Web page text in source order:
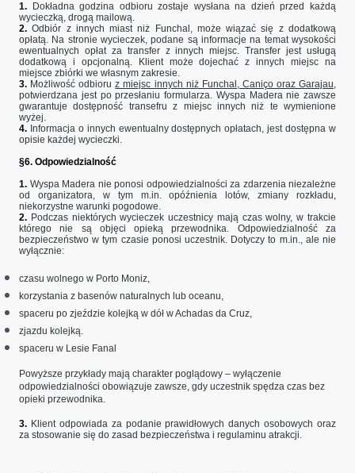
1.
Dokładna godzina odbioru zostaje wysłana na dzień przed każdą
wycieczką, drogą mailową.
2. Odbiór z innych miast niż Funchal, może wiązać się z dodatkową
opłatą. Na stronie wycieczek, podane są informacje na temat wysokości
ewentualnych opłat za transfer z innych miejsc. Transfer jest usługą
dodatkową i opcjonalną. Klient może dojechać z innych miejsc na
miejsce zbiórki we własnym zakresie.
3. Możliwość odbioruz miejsc innych niż Funchal, Caniço oraz Garajau,
potwierdzana jest po przesłaniu formularza. Wyspa Madera nie zawsze
gwarantuje dostępność transefru z miejsc innych niż te wymienione
wyżej.
4. Informacja o innych ewentualny dostępnych opłatach, jest dostępna w
opisie każdej wycieczki.
§6. Odpowiedzialność
1. Wyspa Madera nie ponosi odpowiedzialności za zdarzenia niezależne
od organizatora, w tym m.in. opóźnienia lotów, zmiany rozkładu,
niekorzystne warunki pogodowe.
2. Podczas niektórych wycieczek uczestnicy mają czas wolny, w trakcie
którego nie są objęci opieką przewodnika. Odpowiedzialność za
bezpieczeństwo w tym czasie ponosi uczestnik. Dotyczy to m.in., ale nie
wyłącznie:
czasu wolnego w Porto Moniz,
korzystania z basenów naturalnych lub oceanu,
spaceru po zjeździe kolejką w dół w Achadas da Cruz,
zjazdu kolejką.
spaceru w Lesie Fanal
Powyższe przykłady mają charakter poglądowy – wyłączenie
odpowiedzialności obowiązuje zawsze, gdy uczestnik spędza czas bez
opieki przewodnika.
3. Klient odpowiada za podanie prawidłowych danych osobowych oraz
za stosowanie się do zasad bezpieczeństwa i regulaminu atrakcji.